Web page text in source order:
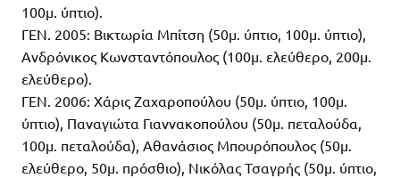
100μ. ύπτιο).
ΓΕΝ. 2005: Βικτωρία Μπίτση (50μ. ύπτιο, 100μ. ύπτιο),
Ανδρόνικος Κωνσταντόπουλος (100μ. ελεύθερο, 200μ.
ελεύθερο).
ΓΕΝ. 2006: Χάρις Ζαχαροπούλου (50μ. ύπτιο, 100μ.
ύπτιο), Παναγιώτα Γιαννακοπούλου (50μ. πεταλούδα,
100μ. πεταλούδα), Αθανάσιος Μπουρόπουλος (50μ.
ελεύθερο, 50μ. πρόσθιο), Νικόλας Τσαγρής (50μ. ύπτιο,